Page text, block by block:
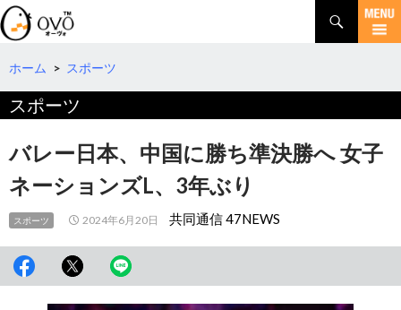
検
索
コ
テ
へ
動
ホーム > スポーツ
スポーツ
バレー日本、中国に勝ち準決勝へ 女子
ネーションズL、3年ぶり
スポーツ 2024年6月20日 共同通信 47NEWS